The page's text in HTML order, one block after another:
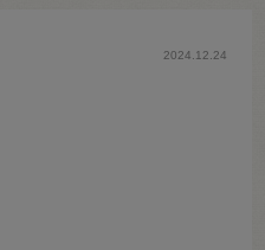
2024.12.24